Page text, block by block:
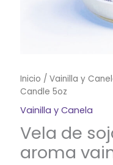
Inicio / Vainilla y
Candle 5oz
Vainilla y Canela
Vela de
aroma